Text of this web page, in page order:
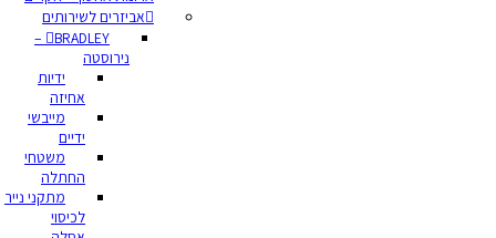
אביזרים לשירותים
BRADLEY –
נירוסטה
ידיות
אחיזה
מייבשי
ידיים
משטחי
החתלה
מתקני נייר
לכיסוי